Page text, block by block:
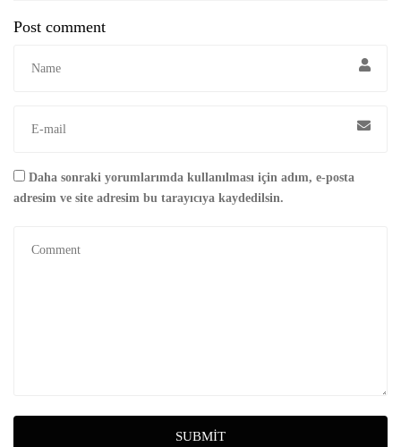
Post comment
Daha sonraki yorumlarımda kullanılması için adım, e-posta
adresim ve site adresim bu tarayıcıya kaydedilsin.
SUBMIT